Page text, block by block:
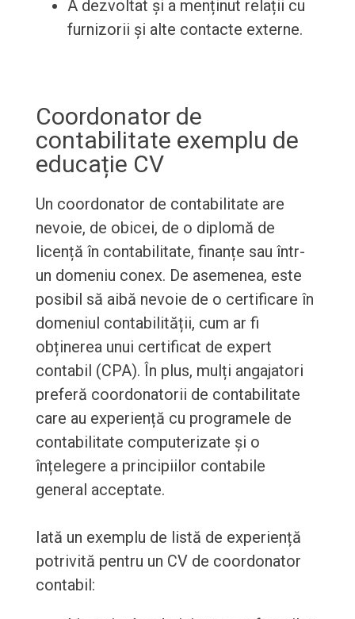
A dezvoltat și a menținut relații cu
furnizorii și alte contacte externe.
Coordonator de
contabilitate exemplu de
educație CV
Un coordonator de contabilitate are
nevoie, de obicei, de o diplomă de
licență în contabilitate, finanțe sau într-
un domeniu conex. De asemenea, este
posibil să aibă nevoie de o certificare în
domeniul contabilității, cum ar fi
obținerea unui certificat de expert
contabil (CPA). În plus, mulți angajatori
preferă coordonatorii de contabilitate
care au experiență cu programele de
contabilitate computerizate și o
înțelegere a principiilor contabile
general acceptate.
Iată un exemplu de listă de experiență
potrivită pentru un CV de coordonator
contabil: